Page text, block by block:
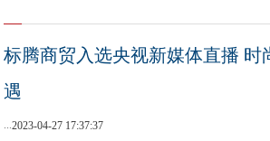
标腾商贸入选央视新媒体直播 时
遇
...2023-04-27 17:37:37